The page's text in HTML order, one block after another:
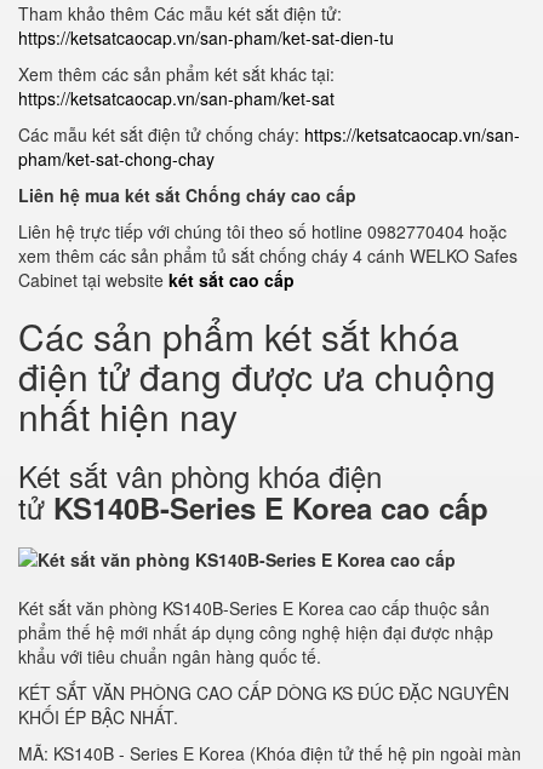
Tham khảo thêm Các mẫu két sắt điện tử:
https://ketsatcaocap.vn/san-pham/ket-sat-dien-tu
Xem thêm các sản phẩm két sắt khác tại:
https://ketsatcaocap.vn/san-pham/ket-sat
Các mẫu két sắt điện tử chống cháy: https://ketsatcaocap.vn/san-
pham/ket-sat-chong-chay
Liên hệ mua két sắt Chống cháy cao cấp
Liên hệ trực tiếp với chúng tôi theo số hotline 0982770404 hoặc
xem thêm các sản phẩm tủ sắt chống cháy 4 cánh WELKO Safes
Cabinet tại website két sắt cao cấp
Các sản phẩm két sắt khóa
điện tử đang được ưa chuộng
nhất hiện nay
Két sắt vân phòng khóa điện
tử KS140B-Series E Korea cao cấp
Két sắt văn phòng KS140B-Series E Korea cao cấp thuộc sản
phẩm thế hệ mới nhất áp dụng công nghệ hiện đại được nhập
khẩu với tiêu chuẩn ngân hàng quốc tế.
KÉT SẮT VĂN PHÒNG CAO CẤP DÒNG KS ĐÚC ĐẶC NGUYÊN
KHỐI ÉP BẬC NHẤT.
MÃ: KS140B - Series E Korea (Khóa điện tử thế hệ pin ngoài màn